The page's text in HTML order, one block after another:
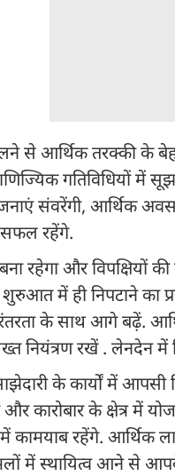
से आर्थिक तरक्की के
गतिविधियों
संवरेंगी, आर्थिक
सफल रहेंगे.
रहेगा और विपक्षियों
में ही निपटाने का
के साथ आगे बढ़ें.
नियंत्रण रखें . लेनदेन में
के कार्यों में
कारोबार के क्षेत्र में
कामयाब रहेंगे. आर्थिक
में स्थायित्व आने से आपके